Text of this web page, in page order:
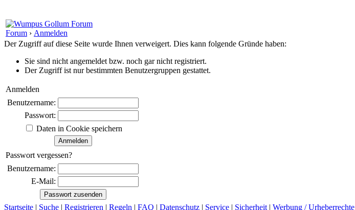
Forum › Anmelden
Der Zugriff auf diese Seite wurde Ihnen verweigert. Dies kann folgende Gründe haben:
Sie sind nicht angemeldet bzw. noch gar nicht registriert.
Der Zugriff ist nur bestimmten Benutzergruppen gestattet.
Anmelden
Benutzername:
Passwort:
Daten in Cookie speichern
Passwort vergessen?
Benutzername:
E-Mail:
Startseite | Suche | Registrieren | Regeln | FAQ | Datenschutz | Service | Sicherheit | Werbung / Urheberrechte